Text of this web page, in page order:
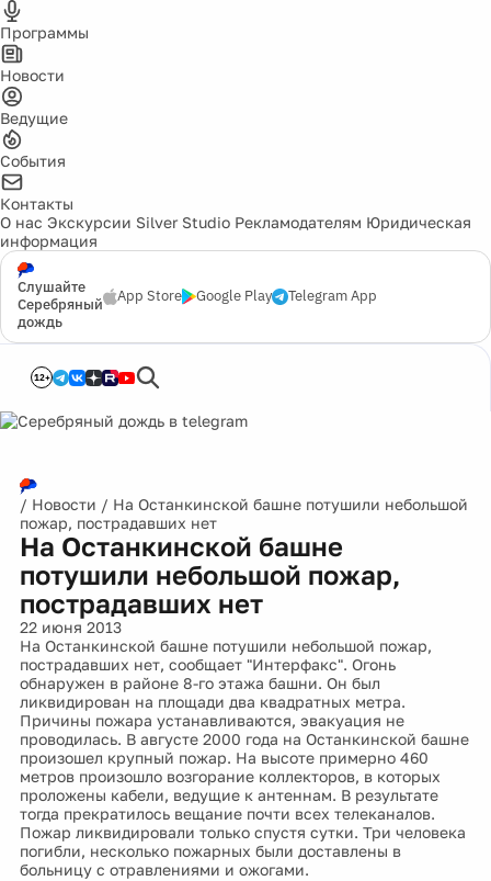
Программы
Новости
Ведущие
События
Контакты
О нас Экскурсии Silver Studio Рекламодателям Юридическая
информация
Слушайте
Серебряный
дождь
App Store Google Play Telegram App
12+
/ Новости / На Останкинской башне потушили небольшой
пожар, пострадавших нет
На Останкинской башне
потушили небольшой пожар,
пострадавших нет
22 июня 2013
На Останкинской башне потушили небольшой пожар,
пострадавших нет, сообщает "Интерфакс". Огонь
обнаружен в районе 8-го этажа башни. Он был
ликвидирован на площади два квадратных метра.
Причины пожара устанавливаются, эвакуация не
проводилась. В августе 2000 года на Останкинской башне
произошел крупный пожар. На высоте примерно 460
метров произошло возгорание коллекторов, в которых
проложены кабели, ведущие к антеннам. В результате
тогда прекратилось вещание почти всех телеканалов.
Пожар ликвидировали только спустя сутки. Три человека
погибли, несколько пожарных были доставлены в
больницу с отравлениями и ожогами.